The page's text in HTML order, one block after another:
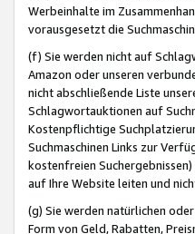
Werbeinhalte im
vorausgesetzt die
(f) Sie werden nicht auf
Amazon oder unseren
nicht abschließende Liste
Schlagwortauktionen auf
Kostenpflichtige
Suchmaschinen Links zur
kostenfreien
auf Ihre Website leiten und
(g) Sie werden natürlichen
Form von Geld, Rabatten,